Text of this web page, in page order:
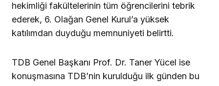
hekimliği fakültelerinin tüm öğrencilerini tebrik
ederek, 6. Olağan Genel Kurul’a yüksek
katılımdan duyduğu memnuniyeti belirtti.
TDB Genel Başkanı Prof. Dr. Taner Yücel ise
konuşmasına TDB’nin kurulduğu ilk günden bu